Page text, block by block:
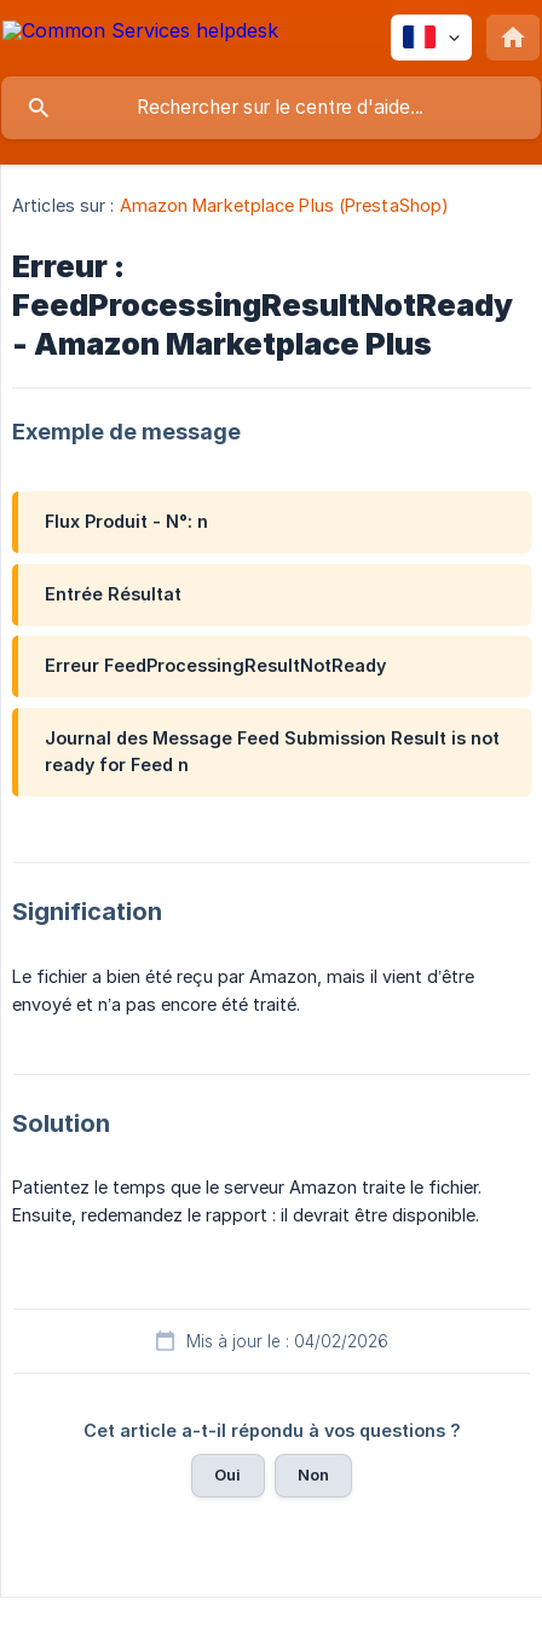
Articles sur : Amazon Marketplace Plus (PrestaShop)
Erreur :
FeedProcessingResultNotReady
- Amazon Marketplace Plus
Exemple de message
Flux Produit - N°: n
Entrée Résultat
Erreur FeedProcessingResultNotReady
Journal des Message Feed Submission Result is not
ready for Feed n
Signification
Le fichier a bien été reçu par Amazon, mais il vient d’être
envoyé et n’a pas encore été traité.
Solution
Patientez le temps que le serveur Amazon traite le fichier.
Ensuite, redemandez le rapport : il devrait être disponible.
Mis à jour le : 04/02/2026
Cet article a-t-il répondu à vos questions ?
Oui Non